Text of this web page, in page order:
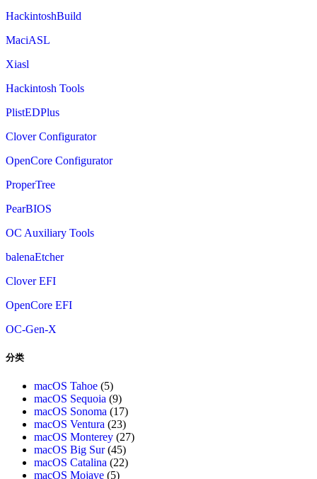
HackintoshBuild
MaciASL
Xiasl
Hackintosh Tools
PlistEDPlus
Clover Configurator
OpenCore Configurator
ProperTree
PearBIOS
OC Auxiliary Tools
balenaEtcher
Clover EFI
OpenCore EFI
OC-Gen-X
分类
macOS Tahoe (5)
macOS Sequoia (9)
macOS Sonoma (17)
macOS Ventura (23)
macOS Monterey (27)
macOS Big Sur(45)
macOS Catalina (22)
macOS Mojave (5)